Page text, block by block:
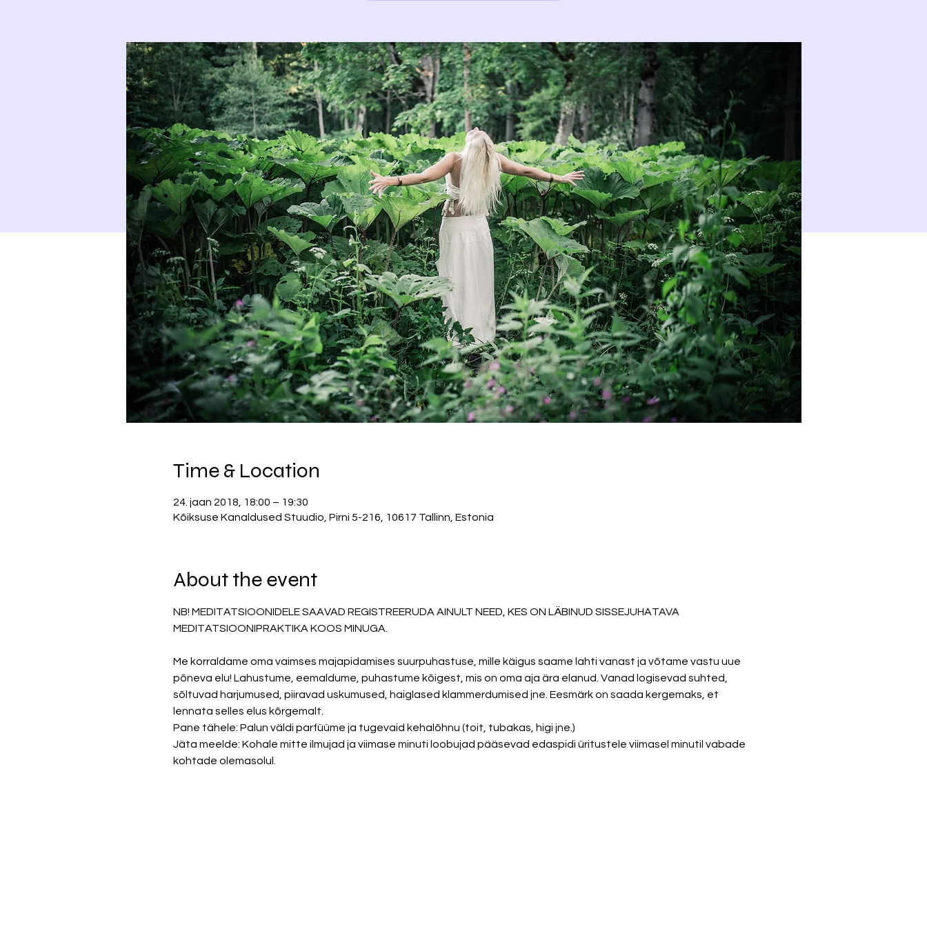
Time & Location
24. jaan 2018, 18:00 – 19:30
Kõiksuse Kanaldused Stuudio, Pirni 5-216, 10617 Tallinn, Estonia
About the event
NB! MEDITATSIOONIDELE SAAVAD REGISTREERUDA AINULT NEED, KES ON LÄBINUD SISSEJUHATAVA
MEDITATSIOONIPRAKTIKA KOOS MINUGA.
Me korraldame oma vaimses majapidamises suurpuhastuse, mille käigus saame lahti vanast ja võtame vastu uue
põneva elu! Lahustume, eemaldume, puhastume kõigest, mis on oma aja ära elanud. Vanad logisevad suhted,
sõltuvad harjumused, piiravad uskumused, haiglased klammerdumised jne. Eesmärk on saada kergemaks, et
lennata selles elus kõrgemalt.
Pane tähele: Palun väldi parfüüme ja tugevaid kehalõhnu (toit, tubakas, higi jne.)
Jäta meelde: Kohale mitte ilmujad ja viimase minuti loobujad pääsevad edaspidi üritustele viimasel minutil vabade
kohtade olemasolul.